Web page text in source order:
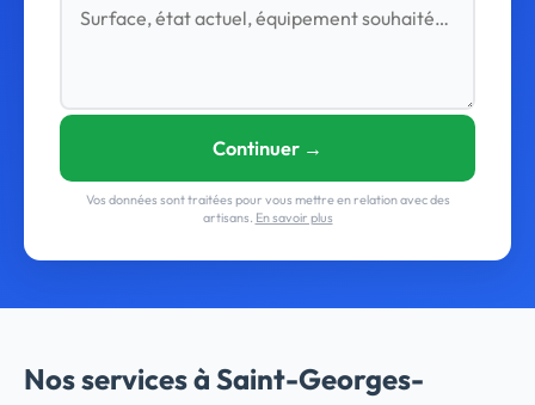
Continuer →
Vos données sont traitées pour vous mettre en relation avec des
artisans. En savoir plus
Nos services à Saint-Georges-